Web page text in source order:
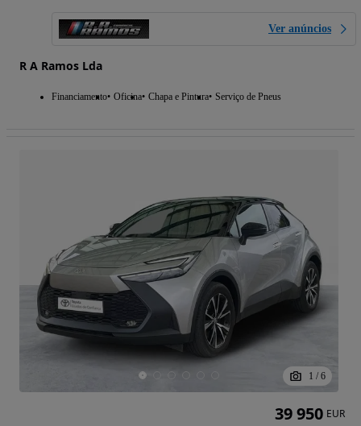
Ver anúncios
R A Ramos Lda
Financiamento Oficina Chapa e Pintura Serviço de Pneus
1 / 6
39 950 EUR